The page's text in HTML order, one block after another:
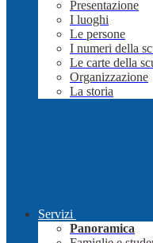
Presentazione
I luoghi
Le persone
I numeri della
Le carte della
Organizzazione
La storia
Servizi
Panoramica